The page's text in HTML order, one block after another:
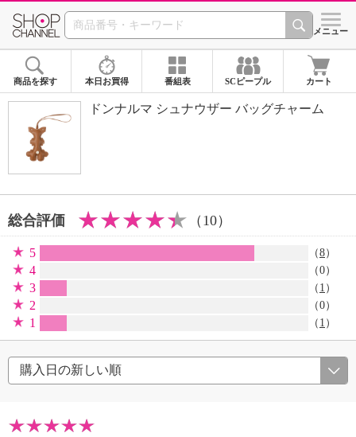
SHOP CHANNEL シメニュー
商品を探す 本日お買得 番組表 SCピープル カート
ドンナルマ シュナウザー バッグチャーム
総合評価 （10）
5 （8）
4 （0）
3 （ 1 ）
2 （0）
1 （ 1 ）